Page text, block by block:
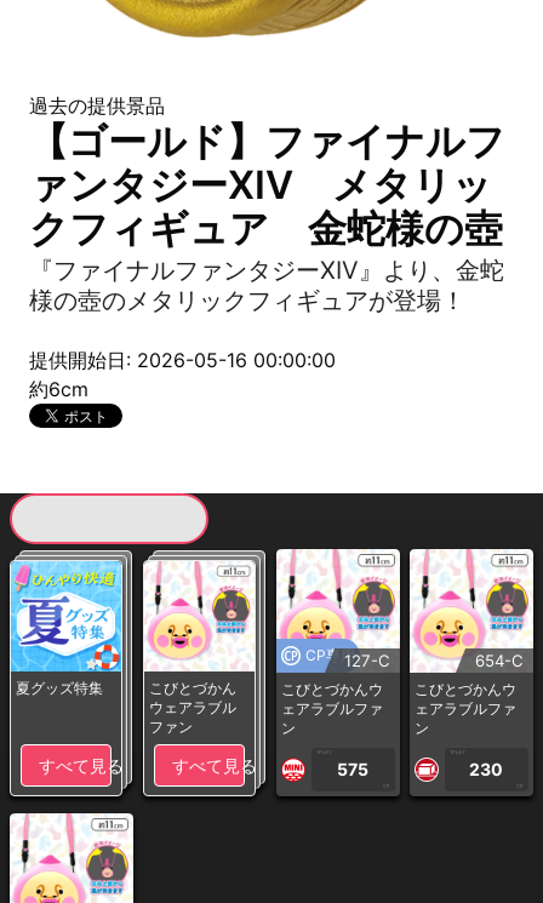
過去の提供景品
【ゴールド】ファイナルフ
ァンタジーXIV メタリッ
クフィギュア 金蛇様の壺
『ファイナルファンタジーXIV』より、金蛇
様の壺のメタリックフィギュアが登場！
提供開始日: 2026-05-16 00:00:00
約6cm
夏グッズ特集
すべて見る
こびとづかん
ウェアラブル
ファン
すべて見る
CP専用127-C
こびとづかんウ
ェアラブルファ
ン
1PLAY
575
CP
654-C
こびとづかんウ
ェアラブルファ
ン
1PLAY
230
CP